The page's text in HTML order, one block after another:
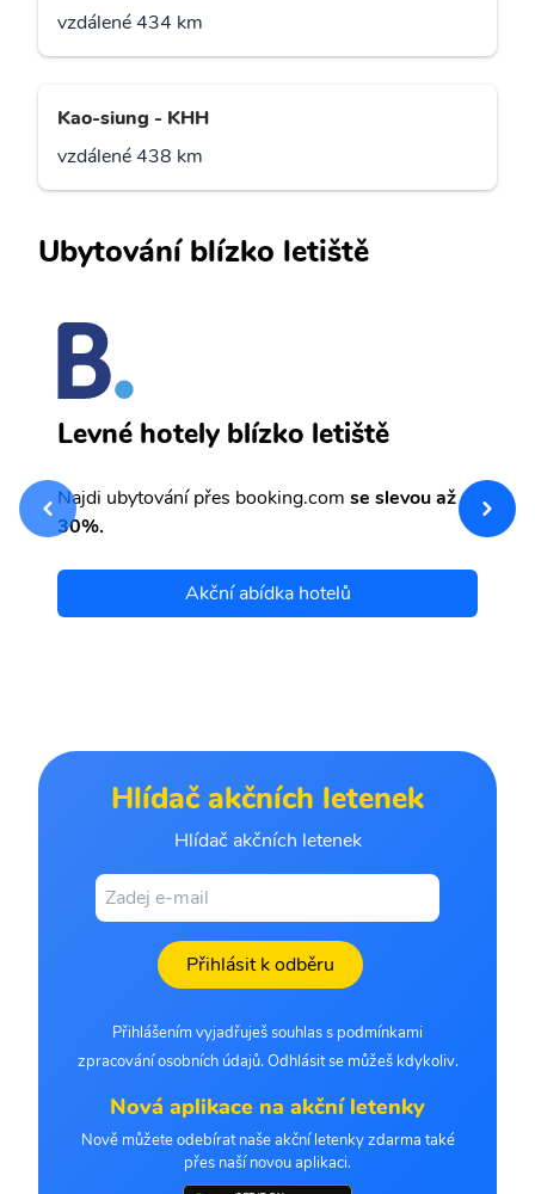
vzdálené 434 km
Kao-siung - KHH
vzdálené 438 km
Ubytování blízko letiště
Levné hotely blízko letiště
Najdi ubytování přes booking.com se slevou až
30%.
Akční abídka hotelů
Hlídač akčních letenek
Hlídač akčních letenek
Přihlásit k odběru
Přihlášením vyjadřuješ souhlas s podmínkami
zpracování osobních údajů. Odhlásit se můžeš kdykoliv.
Nová aplikace na akční letenky
Nově můžete odebírat naše akční letenky zdarma také
přes naší novou aplikaci.